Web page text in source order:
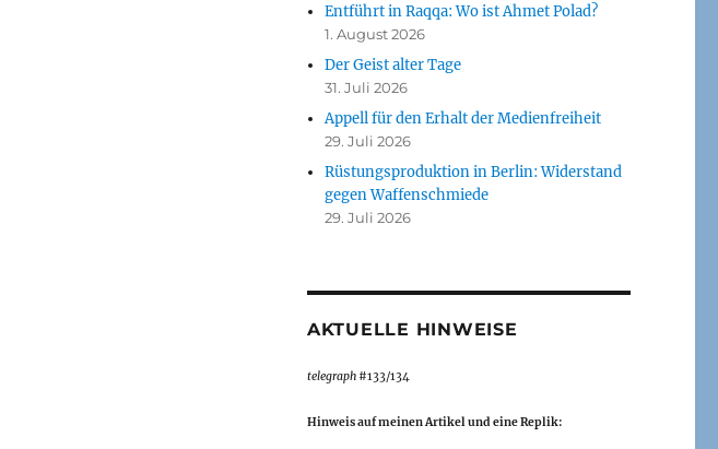
Entführt in Raqqa: Wo ist Ahmet Polad?
1. August 2026
Der Geist alter Tage
31. Juli 2026
Appell für den Erhalt der Medienfreiheit
29. Juli 2026
Rüstungsproduktion in Berlin: Widerstand
gegen Waffenschmiede
29. Juli 2026
AKTUELLE HINWEISE
telegraph#133/134
Hinweis auf meinen Artikel und eine Replik: